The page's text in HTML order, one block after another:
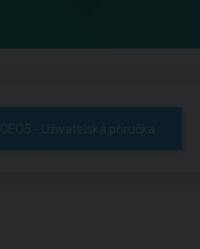
GEO5 - Uživatelská příručka